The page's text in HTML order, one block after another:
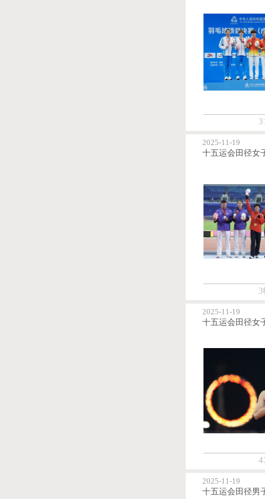
2025-11-19
2025-11-19
2025-11-19